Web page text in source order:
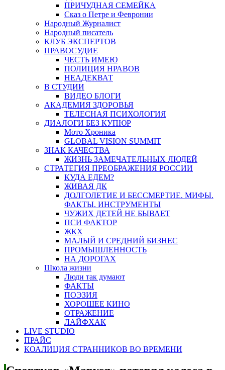
ПРИЧУДНАЯ СЕМЕЙКА
Сказ о Петре и Февронии
Народный Журналист
Народный писатель
КЛУБ ЭКСПЕРТОВ
ПРАВОСУДИЕ
ЧЕСТЬ ИМЕЮ
ПОЛИЦИЯ НРАВОВ
НЕАДЕКВАТ
В СТУДИИ
ВИДЕО БЛОГИ
АКАДЕМИЯ ЗДОРОВЬЯ
ТЕЛЕСНАЯ ПСИХОЛОГИЯ
ДИАЛОГИ БЕЗ КУПЮР
Мото Хроника
GLOBAL VISION SUMMIT
ЗНАК КАЧЕСТВА
ЖИЗНЬ ЗАМЕЧАТЕЛЬНЫХ ЛЮДЕЙ
СТРАТЕГИЯ ПРЕОБРАЖЕНИЯ РОССИИ
КУДА ЕДЕМ?
ЖИВАЯ ДК
ДОЛГОЛЕТИЕ И БЕССМЕРТИЕ. МИФЫ.
ФАКТЫ. ИНСТРУМЕНТЫ
ЧУЖИХ ДЕТЕЙ НЕ БЫВАЕТ
ПСИ ФАКТОР
ЖКХ
МАЛЫЙ И СРЕДНИЙ БИЗНЕС
ПРОМЫШЛЕННОСТЬ
НА ДОРОГАХ
Школа жизни
Люди так думают
ФАКТЫ
ПОЭЗИЯ
ХОРОШЕЕ КИНО
ОТРАЖЕНИЕ
ЛАЙФХАК
LIVE STUDIO
ПРАЙС
КОАЛИЦИЯ СТРАННИКОВ ВО ВРЕМЕНИ